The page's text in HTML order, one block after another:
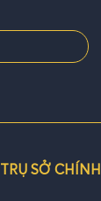
TRỤ SỞ CHÍNH